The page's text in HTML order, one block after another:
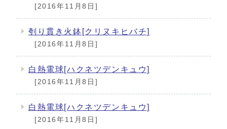
[2016年11月8日]
刳り貫き火鉢[クリヌキヒバチ]
[2016年11月8日]
白熱電球[ハクネツデンキュウ]
[2016年11月8日]
白熱電球[ハクネツデンキュウ]
[2016年11月8日]